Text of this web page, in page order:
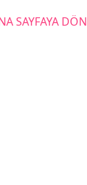
SAYFAYA DÖN